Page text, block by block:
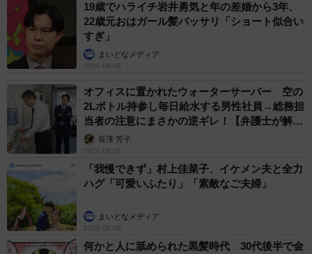
19歳でハライチ岩井勇気と年の差婚から3年、
22歳元おはガール髪バッサリ「ショート似合い
すぎ」
まいどなメディア
2026.08.08
オフィスに置かれたウォーターサーバー 空の
2Lボトル持参し毎日給水する男性社員→総務担
当者の注意にまさかの逆ギレ！【弁護士が解
説】長澤 芳子
2026.08.08
「我慢できず」村上佳菜子、イケメン夫と全力
ハグ「可愛いふたり」「素敵なご夫婦」
まいどなメディア
2026.08.08
何かと人に舐められた黒髪時代 30代後半で金